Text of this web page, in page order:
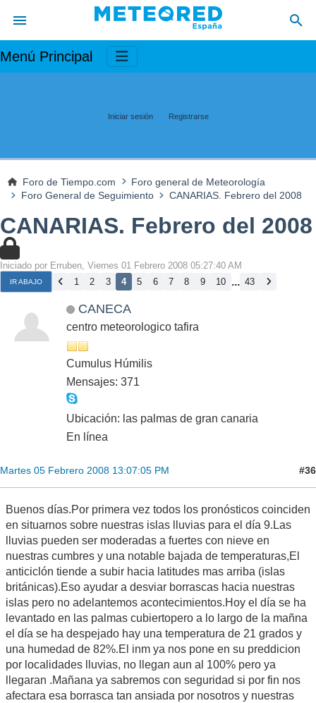
Menú Principal
Iniciar sesión Registrarse
Foro de Tiempo.com
Foro general de Meteorología
Foro General de Seguimiento
CANARIAS. Febrero del 2008
CANARIAS. Febrero del 2008
Iniciado por Erruben, Viernes 01 Febrero 2008 05:27:40 AM
IR ABAJO 1 2 3 4 5 6 7 8 9 10 ... 43
CANECA
centro meteorologico tafira
Cumulus Húmilis
Mensajes: 371
Ubicación: las palmas de gran canaria
En línea
Martes 05 Febrero 2008 13:07:05 PM #36
Buenos días.Por primera vez todos los pronósticos coinciden
en situarnos sobre nuestras islas lluvias para el día 9.Las
lluvias pueden ser moderadas a fuertes con nieve en
nuestras cumbres y una notable bajada de temperaturas,El
anticiclón tiende a subir hacia latitudes mas arriba (islas
británicas).Eso ayudar a desviar borrascas hacia nuestras
islas pero no adelantemos acontecimientos.Hoy el día se ha
levantado en las palmas cubiertopero a lo largo de la mañna
el día se ha despejado hay una temperatura de 21 grados y
una humedad de 82%.El inm ya nos pone en su preddicion
por localidades lluvias, no llegan aun al 100% pero ya
llegaran .Mañana ya sabremos con seguridad si por fin nos
afectara esa borrasca tan ansiada por nosotros y nuestras